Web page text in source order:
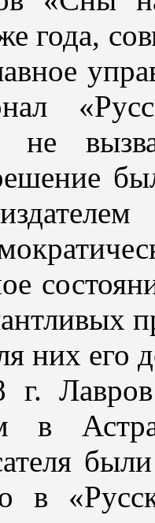
же года,
не
них его
г.
в
в